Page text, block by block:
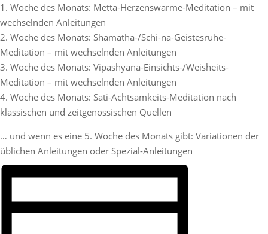
1. Woche des Monats: Metta-Herzenswärme-Meditation – mit
wechselnden Anleitungen
2. Woche des Monats: Shamatha-/Schi-nä-Geistesruhe-
Meditation – mit wechselnden Anleitungen
3. Woche des Monats: Vipashyana-Einsichts-/Weisheits-
Meditation – mit wechselnden Anleitungen
4. Woche des Monats: Sati-Achtsamkeits-Meditation nach
klassischen und zeitgenössischen Quellen
… und wenn es eine 5. Woche des Monats gibt: Variationen der
üblichen Anleitungen oder Spezial-Anleitungen